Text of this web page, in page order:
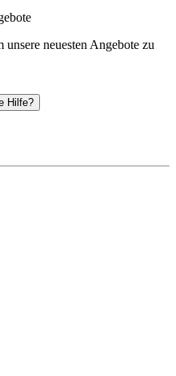
neuesten Angebote zu
Hilfe?